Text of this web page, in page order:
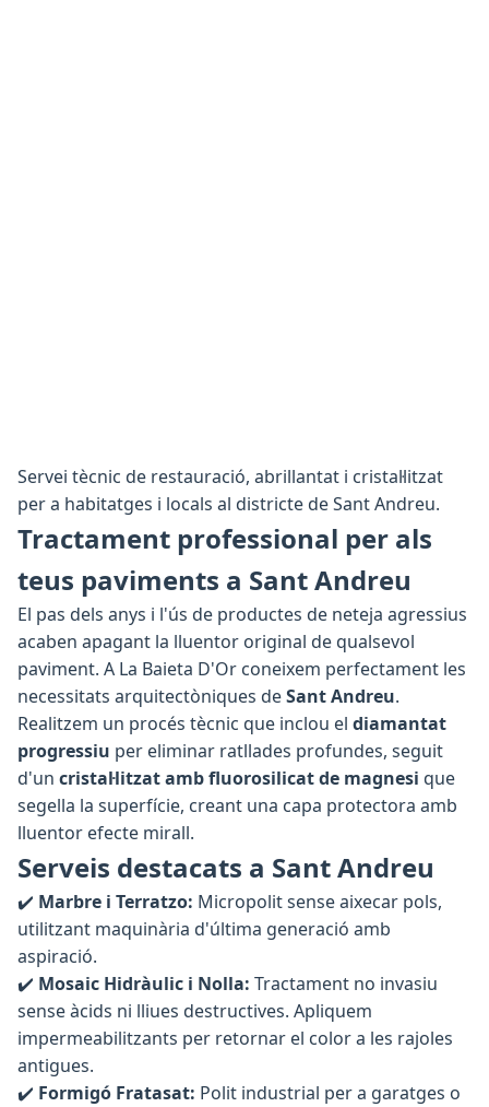
Servei tècnic de restauració, abrillantat i cristal·litzat
per a habitatges i locals al districte de Sant Andreu.
Tractament professional per als
teus paviments a Sant Andreu
El pas dels anys i l'ús de productes de neteja agressius
acaben apagant la lluentor original de qualsevol
paviment. A La Baieta D'Or coneixem perfectament les
necessitats arquitectòniques deSant Andreu.
Realitzem un procés tècnic que inclou el diamantat
progressiu per eliminar ratllades profundes, seguit
d'un cristal·litzat amb fluorosilicat de magnesi que
segella la superfície, creant una capa protectora amb
lluentor efecte mirall.
Serveis destacats a Sant Andreu
✔️ Marbre i Terratzo: Micropolit sense aixecar pols,
utilitzant maquinària d'última generació amb
aspiració.
✔️ Mosaic Hidràulic i Nolla: Tractament no invasiu
sense àcids ni lliues destructives. Apliquem
impermeabilitzants per retornar el color a les rajoles
antigues.
✔️ Formigó Fratasat: Polit industrial per a garatges o